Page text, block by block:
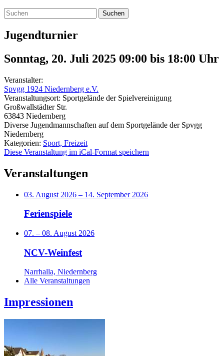
Suchen
Jugendturnier
Sonntag, 20. Juli 2025 09:00 bis 18:00 Uhr
Veranstalter:
Spvgg 1924 Niedernberg e.V.
Veranstaltungsort: Sportgelände der Spielvereinigung
Großwallstädter Str.
63843 Niedernberg
Diverse Jugendmannschaften auf dem Sportgelände der Spvgg
Niedernberg
Kategorien: Sport, Freizeit
Diese Veranstaltung im iCal-Format speichern
Veranstaltungen
03. August 2026 – 14. September 2026
Ferienspiele
07. – 08. August 2026
NCV-Weinfest
Narrhalla, Niedernberg
Alle Veranstaltungen
Impressionen